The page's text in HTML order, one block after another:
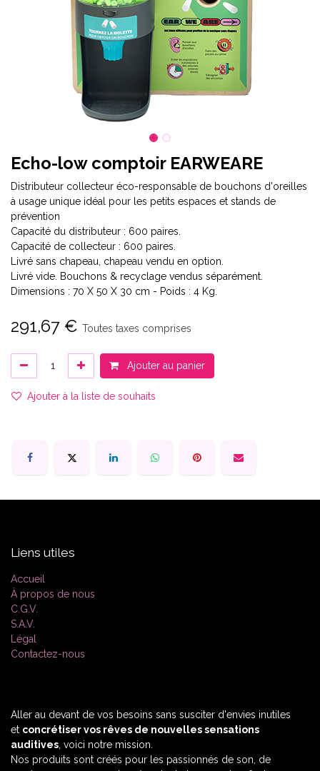
Echo-low comptoir EARWEARE
Distributeur collecteur éco-responsable de bouchons d'oreilles
à usage unique idéal pour les petits espaces et stands de
prévention
Capacité du distributeur : 600 paires.
Capacité de collecteur : 600 paires.
Livré sans chapeau, chapeau vendu en option.
Livré vide. Bouchons & recyclage vendus séparément.
Dimensions : 70 X 50 X 30 cm - Poids : 4 Kg.
291,67 € Toutes taxes comprises
Ajouter au panier
Ajouter à la liste de souhaits
Liens utiles
Accueil
À propos de nous
C.G.V.
S.A.V.
Légal
Contactez-nous
Aller au devant de vos besoins sans susciter d'envies inutiles
et concrétiser vos rêves de nouvelles sensations
auditives, voici notre mission.
Nos produits sont créés pour les passionnés de son, de